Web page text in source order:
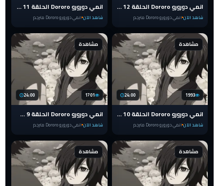
انمي دورورو Dororo الحلقة 12 مترجم
شاهد الآن انمي دورورو Dororo مترجم
انمي دورورو Dororo الحلقة 11 مترجم
شاهد الآن انمي دورورو Dororo مترجم
مشاهدة
24:00 1993
انمي دورورو Dororo الحلقة 10 مترجم
شاهد الآن انمي دورورو Dororo مترجم
مشاهدة
24:00 1701
انمي دورورو Dororo الحلقة 9 مترجم
شاهد الآن انمي دورورو Dororo مترجم
مشاهدة مشاهدة